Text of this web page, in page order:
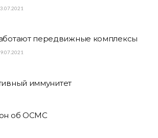
передвижные комплексы
иммунитет
об ОСМС